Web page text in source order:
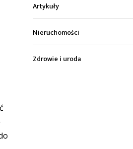
Artykuły
Nieruchomości
Zdrowie i uroda